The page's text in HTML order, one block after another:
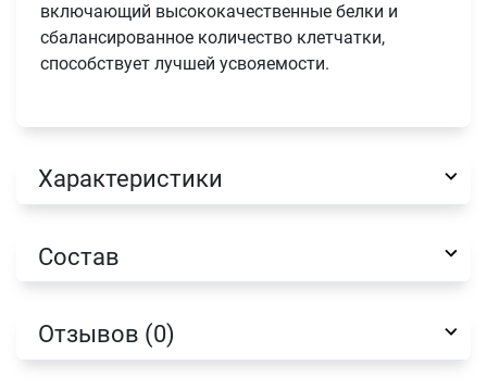
включающий высококачественные белки и
сбалансированное количество клетчатки,
способствует лучшей усвояемости.
Характеристики
Состав
Отзывов (0)
Продолжить покупки